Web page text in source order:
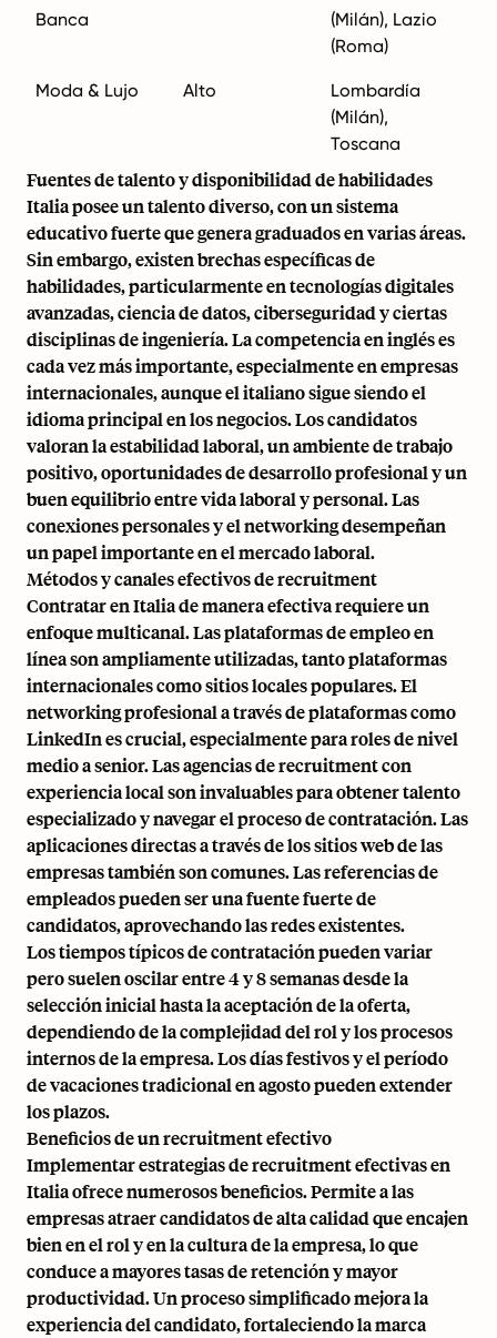
Banca
(Milán), Lazio
(Roma)
Moda & Lujo Alto
Lombardía
(Milán),
Toscana
Fuentes de talento y disponibilidad de habilidades
Italia posee un talento diverso, con un sistema
educativo fuerte que genera graduados en varias áreas.
Sin embargo, existen brechas específicas de
habilidades, particularmente en tecnologías digitales
avanzadas, ciencia de datos, ciberseguridad y ciertas
disciplinas de ingeniería. La competencia en inglés es
cada vez más importante, especialmente en empresas
internacionales, aunque el italiano sigue siendo el
idioma principal en los negocios. Los candidatos
valoran la estabilidad laboral, un ambiente de trabajo
positivo, oportunidades de desarrollo profesional y un
buen equilibrio entre vida laboral y personal. Las
conexiones personales y el networking desempeñan
un papel importante en el mercado laboral.
Métodos y canales efectivos de recruitment
Contratar en Italia de manera efectiva requiere un
enfoque multicanal. Las plataformas de empleo en
línea son ampliamente utilizadas, tanto plataformas
internacionales como sitios locales populares. El
networking profesional a través de plataformas como
LinkedIn es crucial, especialmente para roles de nivel
medio a senior. Las agencias de recruitment con
experiencia local son invaluables para obtener talento
especializado y navegar el proceso de contratación. Las
aplicaciones directas a través de los sitios web de las
empresas también son comunes. Las referencias de
empleados pueden ser una fuente fuerte de
candidatos, aprovechando las redes existentes.
Los tiempos típicos de contratación pueden variar
pero suelen oscilar entre 4 y 8 semanas desde la
selección inicial hasta la aceptación de la oferta,
dependiendo de la complejidad del rol y los procesos
internos de la empresa. Los días festivos y el período
de vacaciones tradicional en agosto pueden extender
los plazos.
Beneficios de un recruitment efectivo
Implementar estrategias de recruitment efectivas en
Italia ofrece numerosos beneficios. Permite a las
empresas atraer candidatos de alta calidad que encajen
bien en el rol y en la cultura de la empresa, lo que
conduce a mayores tasas de retención y mayor
productividad. Un proceso simplificado mejora la
experiencia del candidato, fortaleciendo la marca